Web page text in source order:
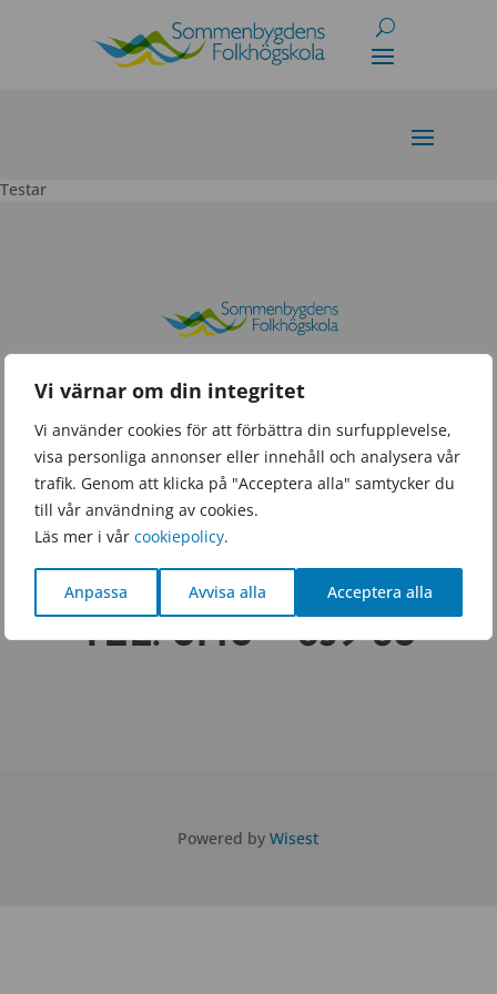
Vi värnar om din integritet
Vi använder cookies för att förbättra din surfupplevelse,
visa personliga annonser eller innehåll och analysera vår
trafik. Genom att klicka på "Acceptera alla" samtycker du
till vår användning av cookies.
Läs mer i vår cookiepolicy.
Anpassa Avvisa alla Acceptera alla
Testar
YDREVÄGEN 13
573 35 TRANÅS
INFO@SOMMENBY
GDENSFOLKHOGSK
OLA.SE
TEL.0140 – 659 60
Powered byWisest